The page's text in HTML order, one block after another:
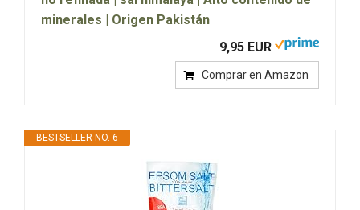
minerales | Origen Pakistán
9,95 EUR
Comprar en Amazon
BESTSELLER NO. 6